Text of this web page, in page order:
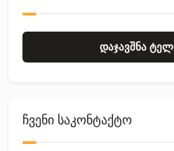
დაჯავშნა
ჩვენი საკონტაქტო